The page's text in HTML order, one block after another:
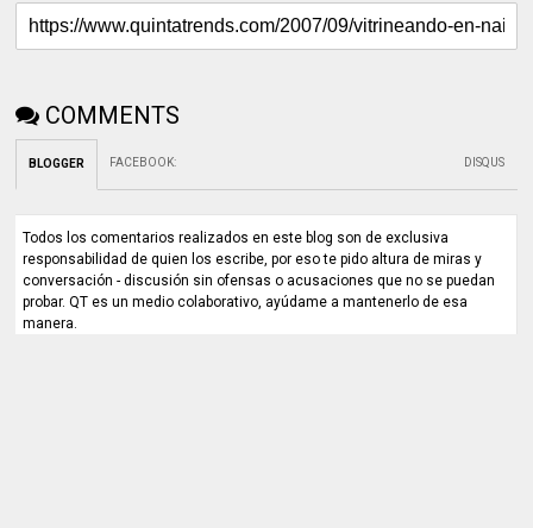
COMMENTS
BLOGGER FACEBOOK: DISQUS
Todos los comentarios realizados en este blog son de exclusiva
responsabilidad de quien los escribe, por eso te pido altura de miras y
conversación - discusión sin ofensas o acusaciones que no se puedan
probar. QT es un medio colaborativo, ayúdame a mantenerlo de esa
manera.